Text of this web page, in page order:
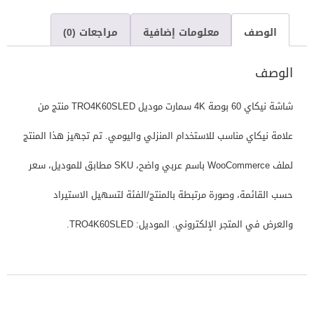
الوصف معلومات إضافية مراجعات (0)
الوصف
شاشة نيكاي 60 بوصة 4K سمارت موديل TRO4K60SLED منتج من
علامة نيكاي مناسب للاستخدام المنزلي واليومي. تم تجهيز هذا المنتج
لملف WooCommerce باسم عربي واضح، SKU مطابق للموديل، سعر
حسب القائمة، وصورة مرتبطة بالمنتج/الفئة لتسهيل الاستيراد
والعرض في المتجر الإلكتروني. الموديل: TRO4K60SLED.